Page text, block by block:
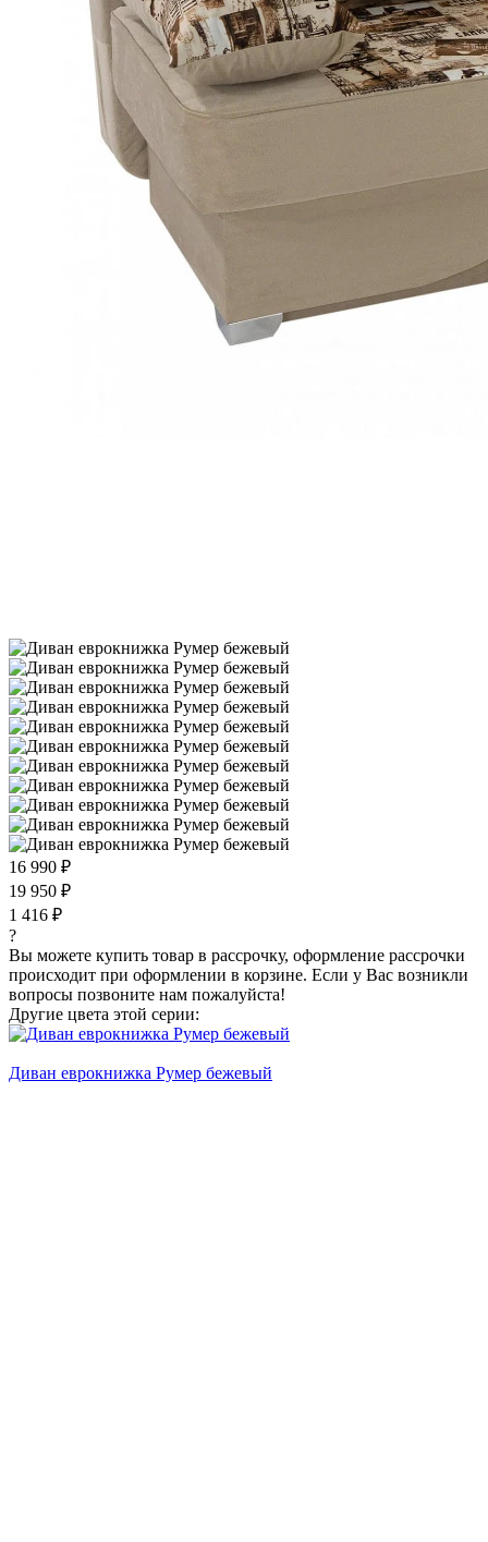
16 990 ₽
19 950 ₽
1 416 ₽
?
Вы можете купить товар в рассрочку, оформление рассрочки
происходит при оформлении в корзине. Если у Вас возникли
вопросы позвоните нам пожалуйста!
Другие цвета этой серии:
Диван еврокнижка Румер бежевый